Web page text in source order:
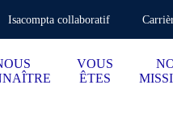
Isacompta collaboratif
VOUS
ÊTES